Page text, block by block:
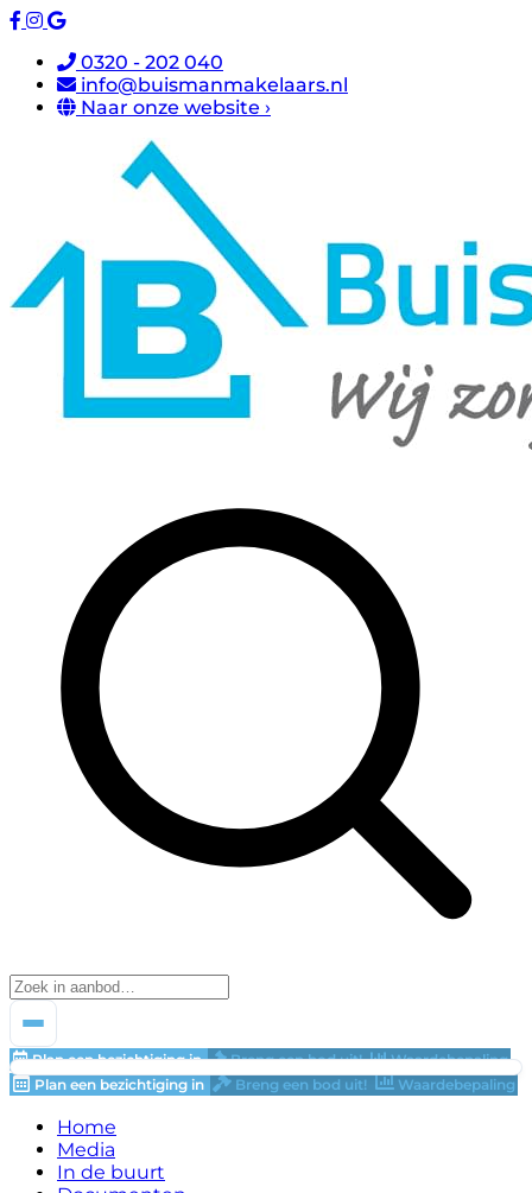
0320 - 202 040
info@buismanmakelaars.nl
Naar onze website ›
Plan een bezichtiging in Breng een bod uit!
Waardebepaling
Plan een bezichtiging in
Breng een bod uit! Waardebepaling
Home
Media
In de buurt